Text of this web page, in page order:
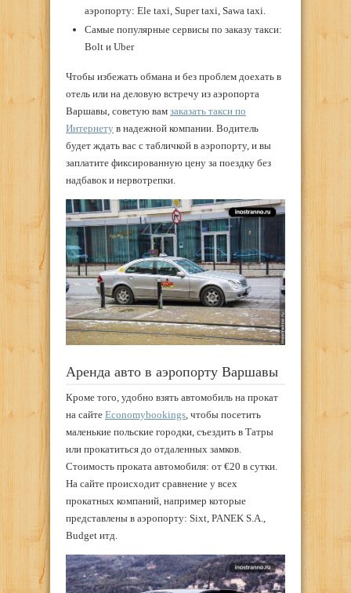
аэропорту: Ele taxi, Super taxi, Sawa taxi.
Самые популярные сервисы по заказу такси:
Bolt и Uber
Чтобы избежать обмана и без проблем доехать в
отель или на деловую встречу из аэропорта
Варшавы, советую вам заказать такси по
Интернету в надежной компании. Водитель
будет ждать вас с табличкой в аэропорту, и вы
заплатите фиксированную цену за поездку без
надбавок и нервотрепки.
Аренда авто в аэропорту Варшавы
Кроме того, удобно взять автомобиль на прокат
на сайте Economybookings, чтобы посетить
маленькие польские городки, съездить в Татры
или прокатиться до отдаленных замков.
Стоимость проката автомобиля: от €20 в сутки.
На сайте происходит сравнение у всех
прокатных компаний, например которые
представлены в аэропорту: Sixt, PANEK S.A.,
Budget итд.